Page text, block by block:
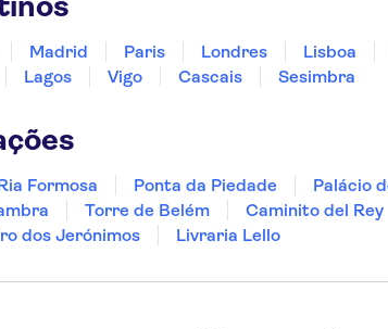
Madrid Paris Londres Lisboa
Lagos Vigo Cascais
Sesimbra
Formosa Ponta da Piedade Palácio
Torre de Belém Caminito del Rey
dos Jerónimos
Livraria Lello